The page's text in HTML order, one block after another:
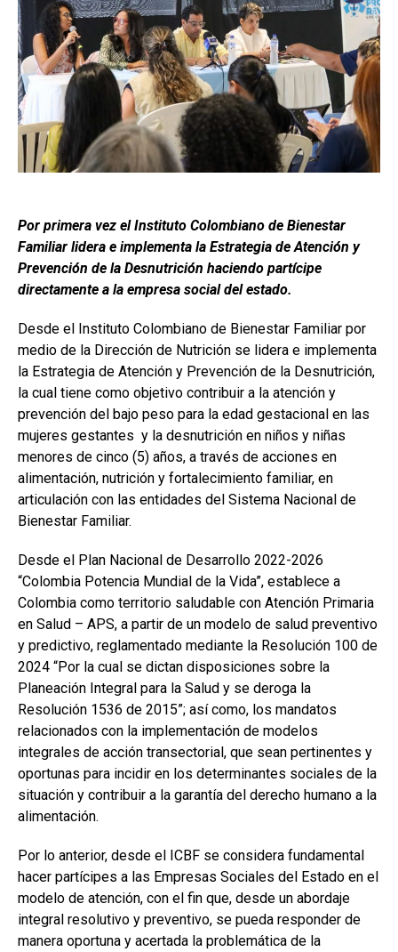
Por primera vez el Instituto Colombiano de Bienestar
Familiar lidera e implementa la Estrategia de Atención y
Prevención de la Desnutrición haciendo partícipe
directamente a la empresa social del estado.
Desde el Instituto Colombiano de Bienestar Familiar por
medio de la Dirección de Nutrición se lidera e implementa
la Estrategia de Atención y Prevención de la Desnutrición,
la cual tiene como objetivo contribuir a la atención y
prevención del bajo peso para la edad gestacional en las
mujeres gestantes y la desnutrición en niños y niñas
menores de cinco (5) años, a través de acciones en
alimentación, nutrición y fortalecimiento familiar, en
articulación con las entidades del Sistema Nacional de
Bienestar Familiar.
Desde el Plan Nacional de Desarrollo 2022-2026
“Colombia Potencia Mundial de la Vida”, establece a
Colombia como territorio saludable con Atención Primaria
en Salud – APS, a partir de un modelo de salud preventivo
y predictivo, reglamentado mediante la Resolución 100 de
2024 “Por la cual se dictan disposiciones sobre la
Planeación Integral para la Salud y se deroga la
Resolución 1536 de 2015”; así como, los mandatos
relacionados con la implementación de modelos
integrales de acción transectorial, que sean pertinentes y
oportunas para incidir en los determinantes sociales de la
situación y contribuir a la garantía del derecho humano a la
alimentación.
Por lo anterior, desde el ICBF se considera fundamental
hacer partícipes a las Empresas Sociales del Estado en el
modelo de atención, con el fin que, desde un abordaje
integral resolutivo y preventivo, se pueda responder de
manera oportuna y acertada la problemática de la